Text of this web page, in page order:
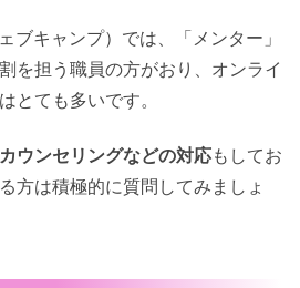
ブキャンプ）では、「メンター」
を担う職員の方がおり、オンライ
とても多いです。
ウンセリングなどの対応もしてお
方は積極的に質問してみましょ